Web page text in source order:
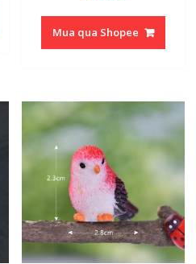
Mua qua Shopee